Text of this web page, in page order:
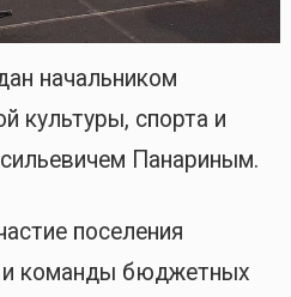
начальником
культуры, спорта и
Панариным.
поселения
и команды бюджетных